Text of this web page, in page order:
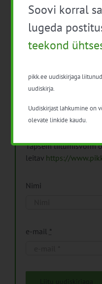
Pikk.ee
Isikuandmeid
Täpsem liitumisvorm
leitav https://
Nimi
e-mail *
Soovi korral
lugeda
teekond
pikk.ee uudiskirjaga
uudiskirja.
Uudiskirjast lahkumine on
olevate linkide kaudu.